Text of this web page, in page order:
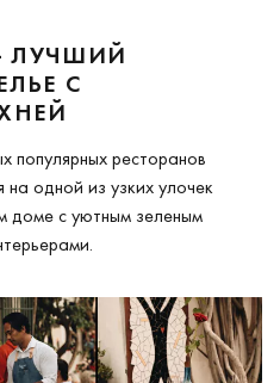
– ЛУЧШИЙ
С
популярных ресторанов
одной из узких улочек
доме с уютным зеленым